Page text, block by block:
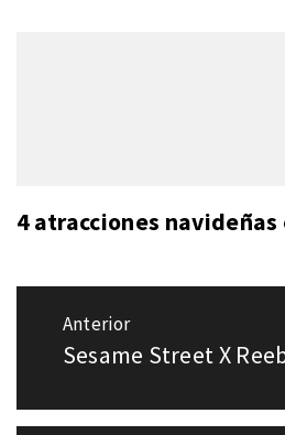
4 atracciones navideñas
Navegación
Anterior
Entrada
Sesame Street X